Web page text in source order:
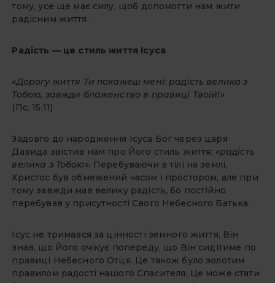
тому, усе ще має силу, щоб допомогти нам жити
радісним життя.
Радість — це стиль життя Ісуса
«Дорогу життя Ти покажеш мені: радість велика з
Тобою, завжди блаженство в правиці Твоїй!»
(Пс. 15:11)
Задовго до народження Ісуса Бог через царя
Давида звістив нам про Його стиль життя: «радість
велика з Тобою». Перебуваючи в тілі на землі,
Христос був обмежений часом і простором, але при
тому завжди мав велику радість, бо постійно
перебував у присутності Свого Небесного Батька.
Ісус не тримався за цінності земного життя, Він
знав, що Його очікує попереду, що Він сидітиме по
правиці Небесного Отця. Це також було золотим
правилом радості нашого Спасителя. Це може стати